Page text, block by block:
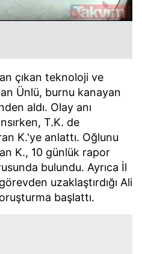
çıkan teknoloji ve
Ünlü, burnu kanayan
aldı. Olay anı
T.K. de
K.'ye anlattı. Oğlunu
K., 10 günlük rapor
bulundu. Ayrıca İl
uzaklaştırdığı Ali
başlattı.